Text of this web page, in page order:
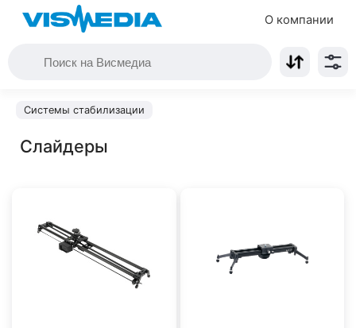
О компании
Системы стабилизации
Слайдеры